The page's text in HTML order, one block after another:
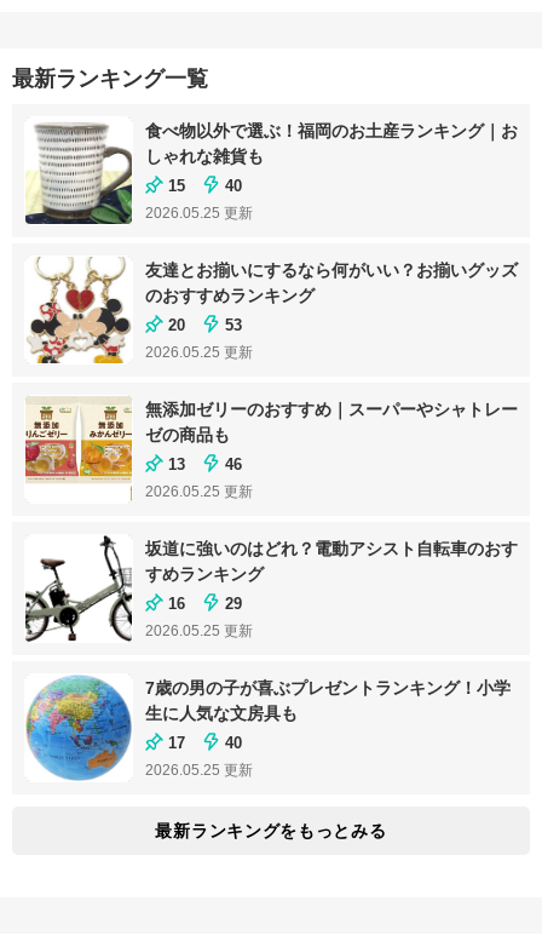
最新ランキング一覧
食べ物以外で選ぶ！福岡のお土産ランキング｜お
しゃれな雑貨も
15 40
2026.05.25 更新
友達とお揃いにするなら何がいい？お揃いグッズ
のおすすめランキング
20 53
2026.05.25 更新
無添加ゼリーのおすすめ｜スーパーやシャトレー
ゼの商品も
13 46
2026.05.25 更新
坂道に強いのはどれ？電動アシスト自転車のおす
すめランキング
16 29
2026.05.25 更新
7歳の男の子が喜ぶプレゼントランキング！小学
生に人気な文房具も
17 40
2026.05.25 更新
最新ランキングをもっとみる